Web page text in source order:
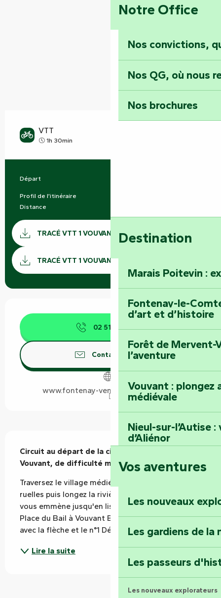
Notre Office
Nos convictions,
Nos QG, où nous
Nos brochures
Destination
Marais Poitevin :
Fontenay-le-
d’art et d’histoire
Forêt de Mervent-
l’aventure
Vouvant : plongez
médiévale
Nieul-sur-l’Autise
d’Aliénor
Foussais-Payré :
Faymoreau :
épopée minière
Terre d’étoiles :
Vos aventures
Les nouveaux
Les gardiens de la
Les passeurs
Les nouveaux explorateurs
VTT
1h 30min
Informations pratiques
Départ
Profil de l’itinéraire
Distance
Documentation
TRACÉ VTT 1 VOUVANT GPX
TRACÉ VTT 1 VOUVANT KML
02 51 69 44
Contactez-nous
www.fontenay-vendee-tourisme.com
Circuit au départ de la cité médiévale de
Vouvant, de difficulté moyenne.
Traversez le village médiévale, ses remparts,
ruelles puis longez la rivière La Mère. Le circuit
vous emmène jusqu'en lisière de la forêt. Départ :
Place du Bail à Vouvant Balisage : 2 points jaunes
avec la flèche et le n°1 Dénivelé positif : 172 m
Lire la suite